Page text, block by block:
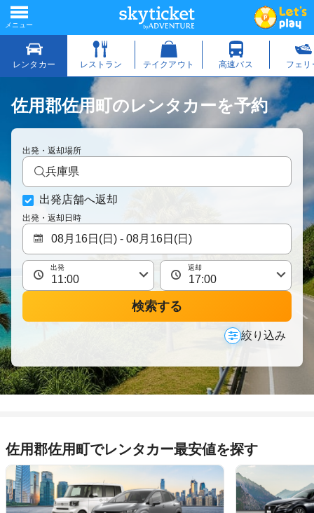
佐用郡佐用町のレンタカーを予約
出発・返却場所
兵庫県
出発店舗へ返却
出発・返却日時
出発 返却
検索する
絞り込み
佐用郡佐用町でレンタカー最安値を探す